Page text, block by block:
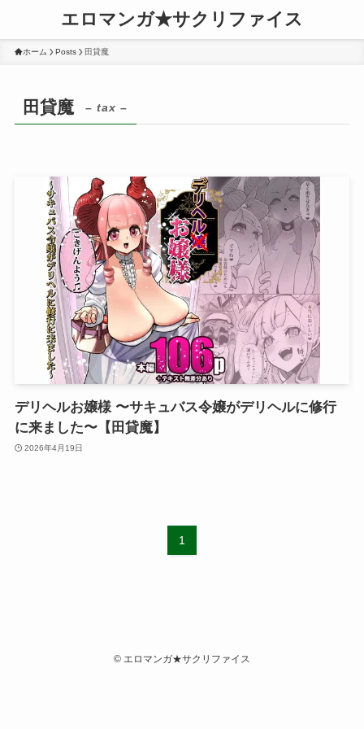
エロマンガ★サクリファイス
ホーム Posts 田貸魔
田貸魔 – tax –
デリヘルお嬢様 〜サキュバス令嬢がデリヘルに修行
に来ました〜【田貸魔】
2026年4月19日
1
© エロマンガ★サクリファイス